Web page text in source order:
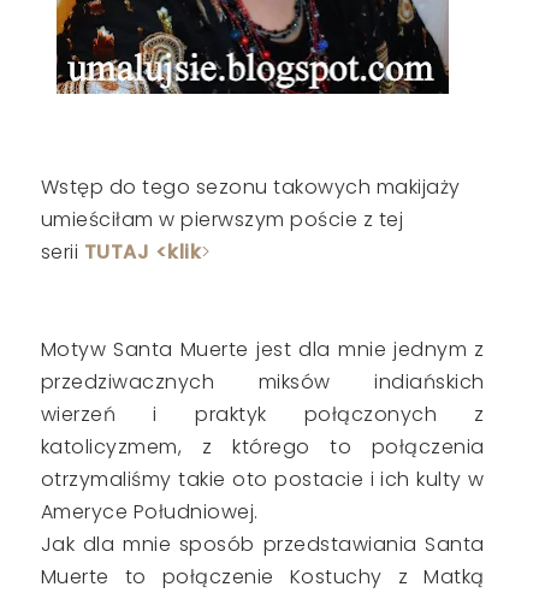
Wstęp do tego sezonu takowych makijaży
umieściłam w pierwszym poście z tej
serii TUTAJ <klik>
Motyw Santa Muerte jest dla mnie jednym z
przedziwacznych miksów indiańskich
wierzeń i praktyk połączonych z
katolicyzmem, z którego to połączenia
otrzymaliśmy takie oto postacie i ich kulty w
Ameryce Południowej.
Jak dla mnie sposób przedstawiania Santa
Muerte to połączenie Kostuchy z Matką